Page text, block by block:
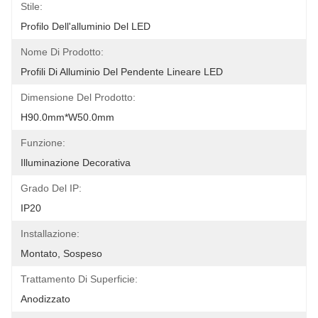
Stile:
Profilo Dell'alluminio Del LED
Nome Di Prodotto:
Profili Di Alluminio Del Pendente Lineare LED
Dimensione Del Prodotto:
H90.0mm*W50.0mm
Funzione:
Illuminazione Decorativa
Grado Del IP:
IP20
Installazione:
Montato, Sospeso
Trattamento Di Superficie:
Anodizzato